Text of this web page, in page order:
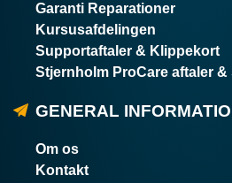
Garanti Reparationer
Kursusafdelingen
Supportaftaler & Klippekort
Stjernholm ProCare aftaler
GENERAL
Om os
Kontakt